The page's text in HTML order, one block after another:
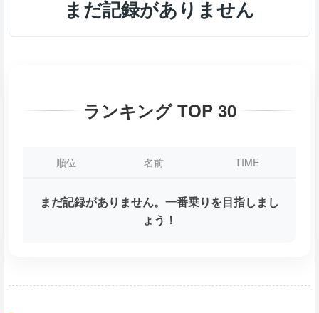
まだ記録がありません
ランキング TOP 30
順位 名前 TIME
まだ記録がありません。一番乗りを目指しまし
ょう！